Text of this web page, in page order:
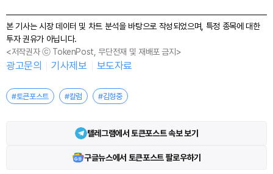
본 기사는 시장 데이터 및 차트 분석을 바탕으로 작성되었으며, 특정 종목에 대한
투자 권유가 아닙니다.
<저작권자 ⓒ TokenPost, 무단전재 및 재배포 금지>
광고문의 기사제보 보도자료
#토큰포스트 #칼럼 #김형중
텔레그램에서 토큰포스트 속보 보기
구글뉴스에서 토큰포스트 팔로우하기